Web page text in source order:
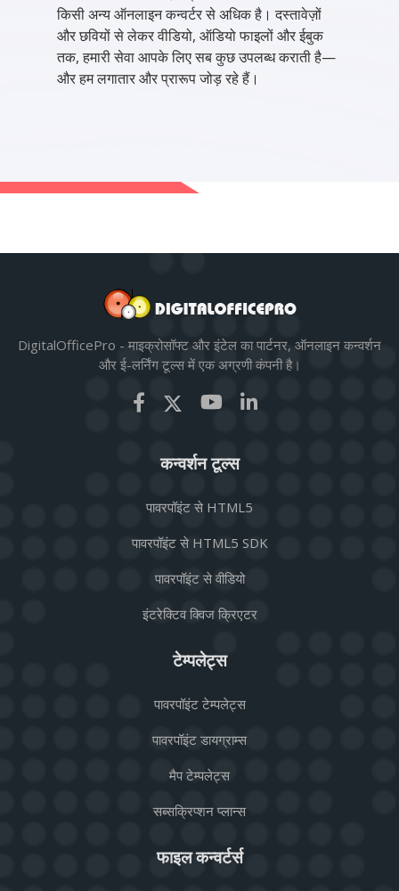
किसी अन्य ऑनलाइन कन्वर्टर से अधिक है। दस्तावेज़ों
और छवियों से लेकर वीडियो, ऑडियो फाइलों और ईबुक
तक, हमारी सेवा आपके लिए सब कुछ उपलब्ध कराती है—
और हम लगातार और प्रारूप जोड़ रहे हैं।
DigitalOfficePro - माइक्रोसॉफ्ट और इंटेल का पार्टनर, ऑनलाइन कन्वर्शन
और ई-लर्निंग टूल्स में एक अग्रणी कंपनी है।
कन्वर्शन टूल्स
पावरपॉइंट से HTML5
पावरपॉइंट से HTML5 SDK
पावरपॉइंट से वीडियो
इंटरेक्टिव क्विज क्रिएटर
टेम्पलेट्स
पावरपॉइंट टेम्पलेट्स
पावरपॉइंट डायग्राम्स
मैप टेम्पलेट्स
सब्सक्रिप्शन प्लान्स
फाइल कन्वर्टर्स